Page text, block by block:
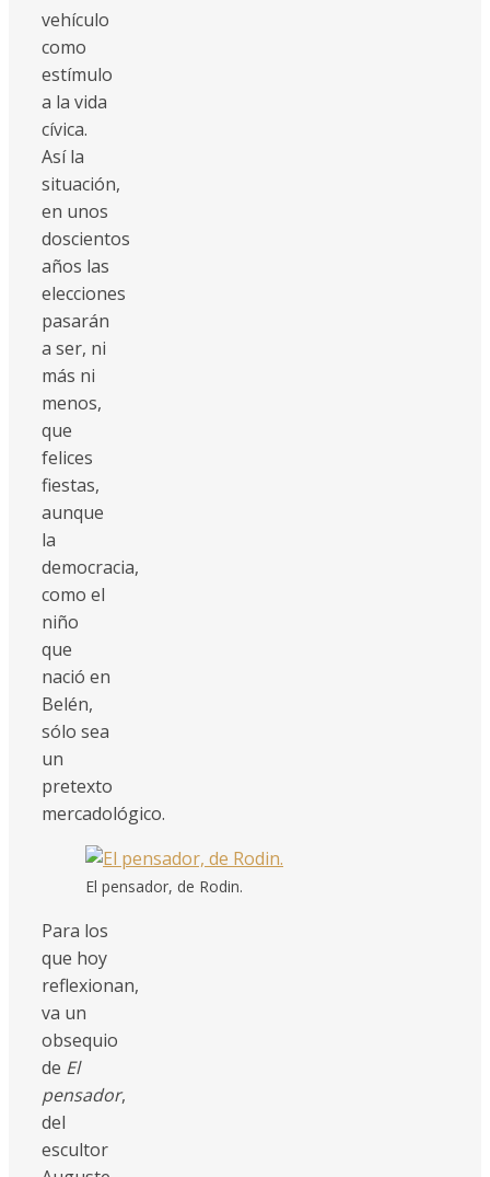
vehículo
como
estímulo
a la vida
cívica.
Así la
situación,
en unos
doscientos
años las
elecciones
pasarán
a ser, ni
más ni
menos,
que
felices
fiestas,
aunque
la
democracia,
como el
niño
que
nació en
Belén,
sólo sea
un
pretexto
mercadológico.
El pensador, de Rodin.
Para los
que hoy
reflexionan,
va un
obsequio
de El
pensador,
del
escultor